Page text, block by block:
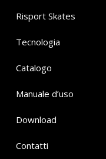
Risport Skates
Tecnologia
Catalogo
Manuale d’uso
Download
Contatti